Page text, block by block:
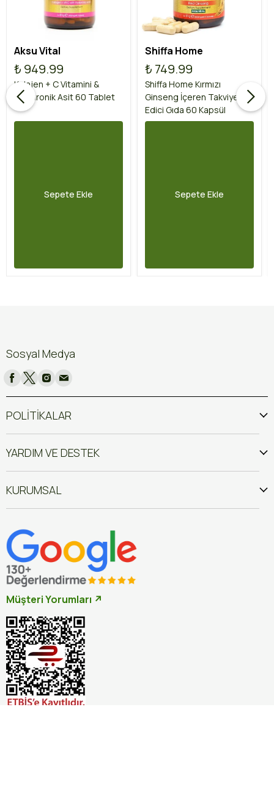
Aksu Vital
₺ 949.99
Kolajen + C Vitamini &
Hyaluronik Asit 60 Tablet
Sepete Ekle
Shiffa Home
₺ 749.99
Shiffa Home Kırmızı
Ginseng İçeren Takviye
Edici Gıda 60 Kapsül
Sepete Ekle
Sosyal Medya
POLİTİKALAR
YARDIM VE DESTEK
KURUMSAL
Müşteri Yorumları ↗